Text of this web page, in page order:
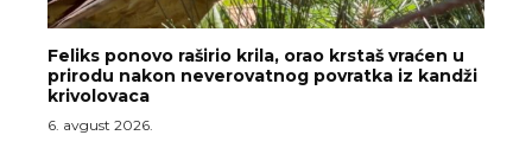
Feliks ponovo raširio krila, orao krstaš vraćen u
prirodu nakon neverovatnog povratka iz kandži
krivolovaca
6. avgust 2026.